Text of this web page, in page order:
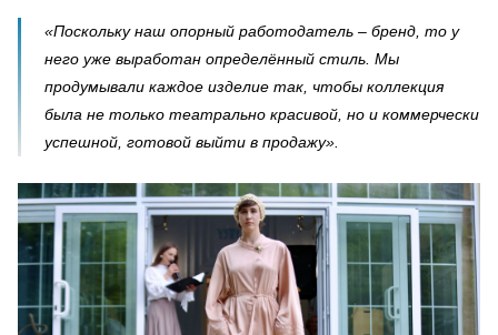
«Поскольку наш опорный работодатель – бренд, то у
него уже выработан определённый стиль. Мы
продумывали каждое изделие так, чтобы коллекция
была не только театрально красивой, но и коммерчески
успешной, готовой выйти в продажу».